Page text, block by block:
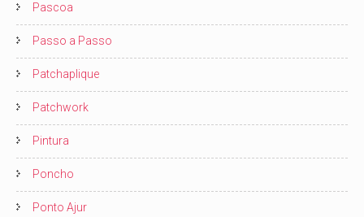
Pascoa
Passo a Passo
Patchaplique
Patchwork
Pintura
Poncho
Ponto Ajur